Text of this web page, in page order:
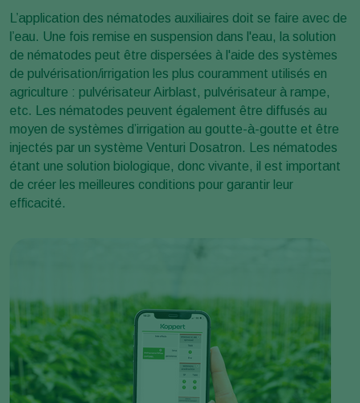
L’application des nématodes auxiliaires doit se faire avec de
l’eau. Une fois remise en suspension dans l'eau, la solution
de nématodes peut être dispersées à l'aide des systèmes
de pulvérisation/irrigation les plus couramment utilisés en
agriculture : pulvérisateur Airblast, pulvérisateur à rampe,
etc. Les nématodes peuvent également être diffusés au
moyen de systèmes d’irrigation au goutte-à-goutte et être
injectés par un système Venturi Dosatron. Les nématodes
étant une solution biologique, donc vivante, il est important
de créer les meilleures conditions pour garantir leur
efficacité.